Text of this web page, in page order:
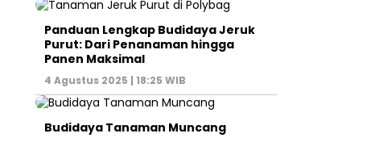
Panduan Lengkap Budidaya Jeruk
Purut: Dari Penanaman hingga
Panen Maksimal
4 Agustus 2025 | 18:25 WIB
Budidaya Tanaman Muncang